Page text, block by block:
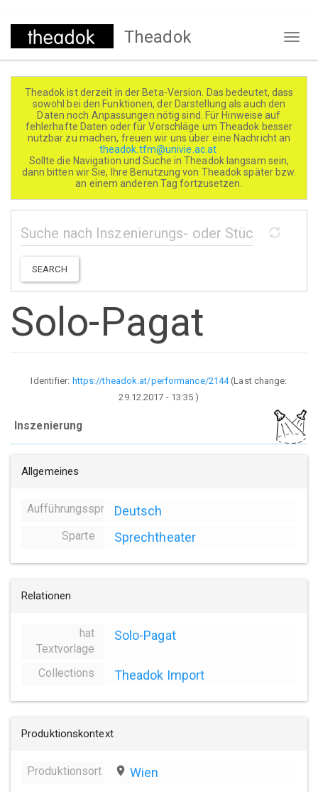
Direkt
Theadok
Theadok ist derzeit in der Beta-Version. Das bedeutet, dass
sowohl bei den Funktionen, der Darstellung als auch den
Daten noch Anpassungen nötig sind. Für Hinweise auf
fehlerhafte Daten oder für Vorschläge um Theadok besser
nutzbar zu machen, freuen wir uns über eine Nachricht an
theadok.tfm@univie.ac.at
Sollte die Navigation und Suche in Theadok langsam sein,
dann bitten wir Sie, Ihre Benutzung von Theadok später bzw.
an einem anderen Tag fortzusetzen.
SEARCH
Solo-Pagat
Identifier: https://theadok.at/performance/2144(Last change:
29.12.2017 - 13:35 )
Inszenierung
Allgemeines
AufführungsspracheDeutsch
Sparte Sprechtheater
Relationen
hat
Textvorlage
Solo-Pagat
Collections Theadok Import
Produktionskontext
Produktionsort place Wien